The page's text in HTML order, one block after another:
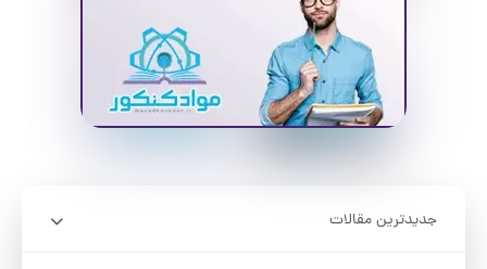
جدیدترین مقالات